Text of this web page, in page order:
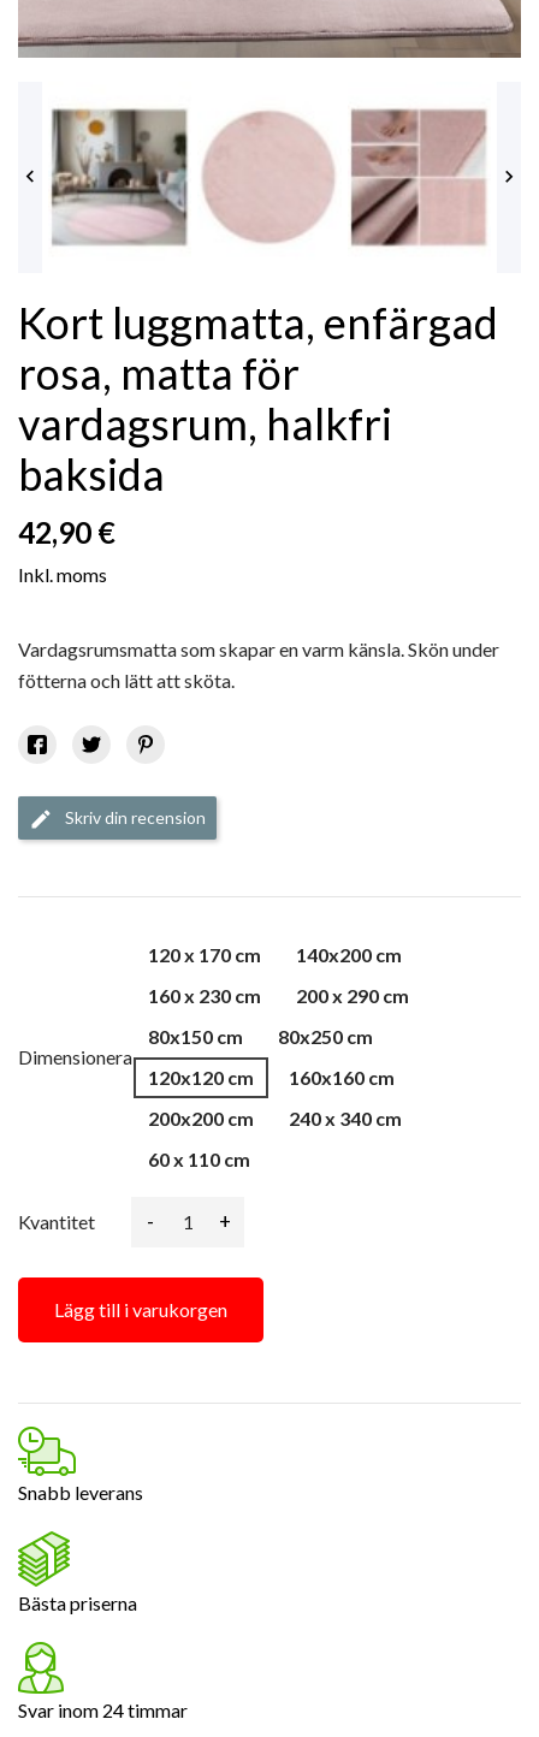
 
Kort luggmatta, enfärgad
rosa, matta för
vardagsrum, halkfri
baksida
42,90 €
Inkl. moms
Vardagsrumsmatta som skapar en varm känsla. Skön under
fötterna och lätt att sköta.
edit Skriv din recension
Dimensionera
120 x 170 cm
140x200 cm
160 x 230 cm
200 x 290 cm
80x150 cm
80x250 cm
120x120 cm
160x160 cm
200x200 cm
240 x 340 cm
60 x 110 cm
Kvantitet - +
Lägg till i varukorgen
Snabb leverans
Bästa priserna
Svar inom 24 timmar